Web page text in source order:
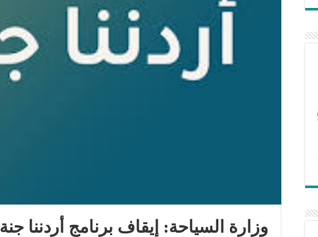
وزارة السياحة: إيقاف برنامج أردننا جنة